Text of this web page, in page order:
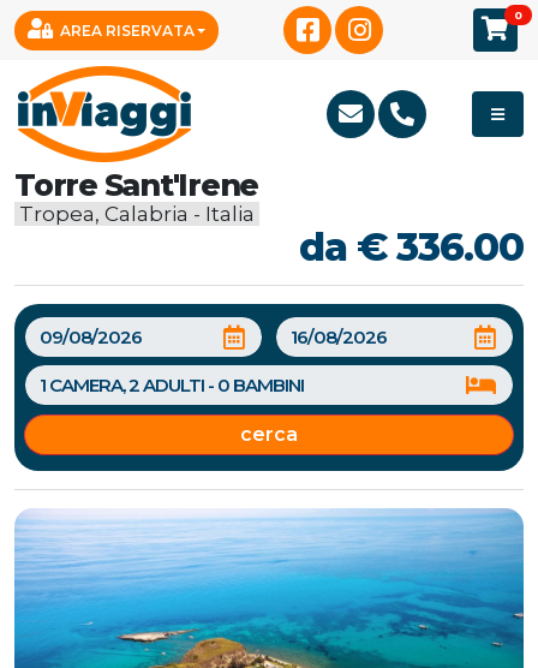
AREA RISERVATA
0
Torre Sant'Irene
Tropea, Calabria - Italia
da € 336.00
cerca